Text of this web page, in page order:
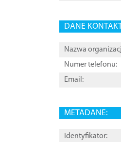
DANE
Nazwa
Numer telefonu:
Email:
METADANE:
Identyfikator: